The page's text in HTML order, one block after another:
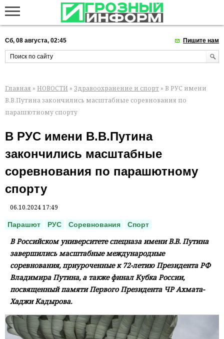
Сб, 08 августа, 02:45 Пишите нам
Главная » НОВОСТИ » Здравоохранение и спорт » В РУС имени
В.В.Путина закончились масштабные соревнования по
парашютному спорту
В РУС имени В.В.Путина
закончились масштабные
соревнования по парашютному
спорту
06.10.2024 17:49
Парашют РУС Соревнования Спорт
В Российском университете спецназа имени В.В. Путина
завершились масштабные международные
соревнования, приуроченные к 72-летию Президента РФ
Владимира Путина, а также финал Кубка России,
посвященный памяти Первого Президента ЧР Ахмата-
Хаджи Кадырова.